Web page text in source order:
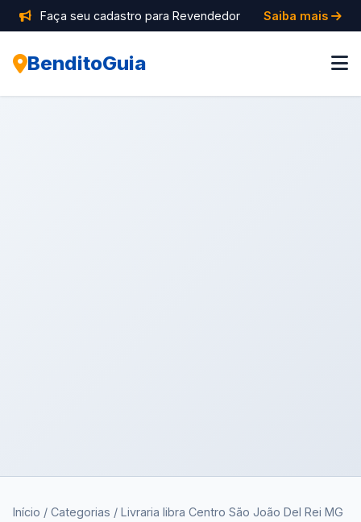
Faça seu cadastro para Revendedor Saiba mais
BenditoGuia
Início / Categorias / Livraria libra Centro São João Del Rei MG